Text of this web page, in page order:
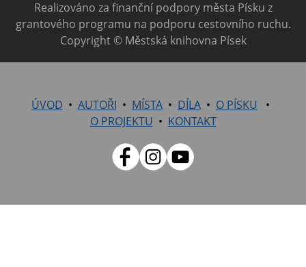
Realizováno za finanční podpory města Písku z
grantového programu na podporu cestovního ruchu.
Copyright © Městská knihovna Písek
ÚVOD AUTOŘI MÍSTA DÍLA
O PÍSKU
O PROJEKTU
KONTAKT